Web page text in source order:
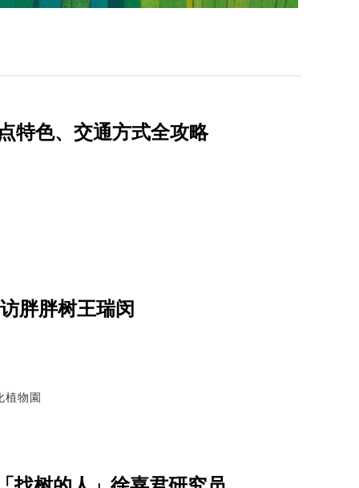
特色、交通方式全攻略
胖胖树王瑞闵
植物園